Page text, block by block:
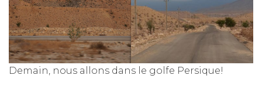
Demain, nous allons dans le golfe Persique!